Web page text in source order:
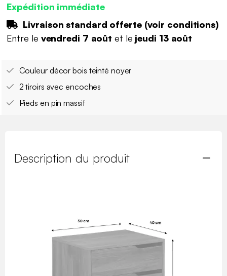
Expédition immédiate
Livraison standard offerte (voir conditions)
Entre le vendredi 7 août et le jeudi 13 août
Couleur décor bois teinté noyer
2 tiroirs avec encoches
Pieds en pin massif
Description du produit